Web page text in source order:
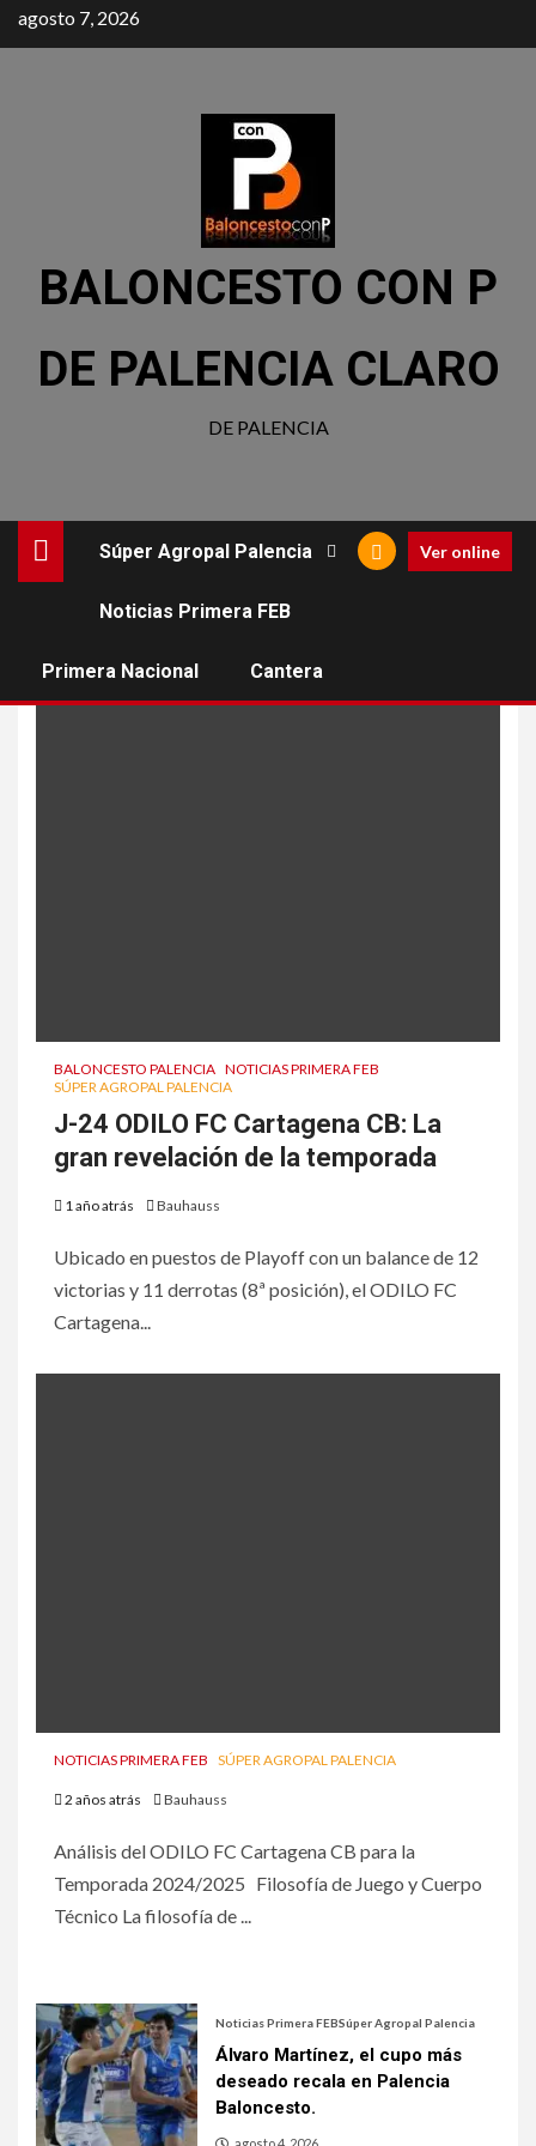
agosto 7, 2026
BALONCESTO CON P
DE PALENCIA CLARO
DE PALENCIA
Súper Agropal Palencia
Noticias Primera FEB
Primera Nacional Cantera
Ver online
BALONCESTO PALENCIA NOTICIAS PRIMERA FEB
SÚPER AGROPAL PALENCIA
J-24 ODILO FC Cartagena CB: La
gran revelación de la temporada
1 año atrás Bauhauss
Ubicado en puestos de Playoff con un balance de 12
victorias y 11 derrotas (8ª posición), el ODILO FC
Cartagena...
NOTICIAS PRIMERA FEB SÚPER AGROPAL PALENCIA
2 años atrás Bauhauss
Análisis del ODILO FC Cartagena CB para la
Temporada 2024/2025 Filosofía de Juego y Cuerpo
Técnico La filosofía de ...
Noticias Primera FEBSúper Agropal Palencia
Álvaro Martínez, el cupo más
deseado recala en Palencia
Baloncesto.
agosto 4, 2026